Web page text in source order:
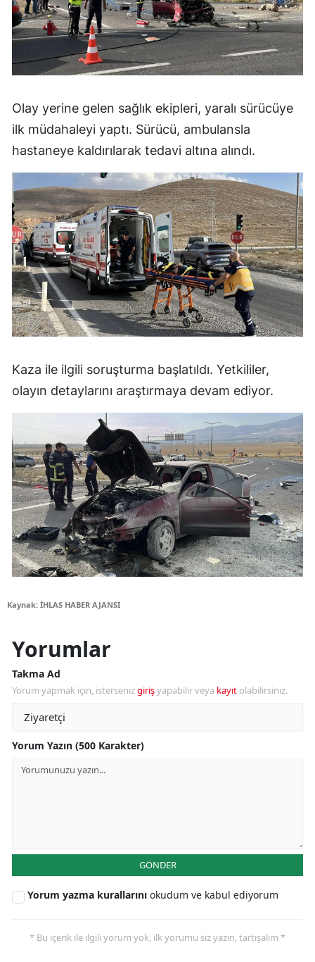
Olay yerine gelen sağlık ekipleri, yaralı sürücüye
ilk müdahaleyi yaptı. Sürücü, ambulansla
hastaneye kaldırılarak tedavi altına alındı.
Kaza ile ilgili soruşturma başlatıldı. Yetkililer,
olayın detaylarını araştırmaya devam ediyor.
Kaynak: İHLAS HABER AJANSI
Yorumlar
Takma Ad
Yorum yapmak için, istersenizgirişyapabilir veya kayıt olabilirsiniz.
Yorum Yazın (500 Karakter)
GÖNDER
Yorum yazma kurallarını okudum ve kabul ediyorum
* Bu içerik ile ilgili yorum yok, ilk yorumu siz yazın, tartışalım *